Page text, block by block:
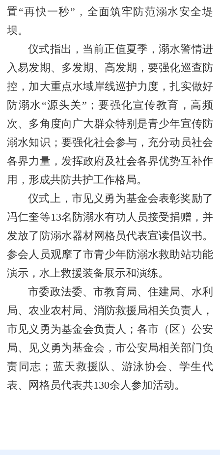
置“再快一秒”，全面筑牢防范溺水安全堤
坝。
仪式指出，当前正值夏季，溺水警情进
入易发期、多发期、高发期，要强化巡查防
控，加大重点水域岸线巡护力度，扎实做好
防溺水“源头关”；要强化宣传教育，高频
次、多角度向广大群众特别是青少年宣传防
溺水知识；要强化社会参与，充分动员社会
各界力量，发挥政府及社会各界优势互补作
用，形成共防共护工作格局。
仪式上，市见义勇为基金会表彰奖励了
冯仁奎等13名防溺水有功人员接受捐赠，并
发放了防溺水器材网格员代表宣读倡议书。
参会人员观摩了市青少年防溺水救助站功能
演示，水上救援装备展示和演练。
市委政法委、市教育局、住建局、水利
局、农业农村局、消防救援局相关负责人，
市见义勇为基金会负责人；各市（区）公安
局、见义勇为基金会，市公安局相关部门负
责同志；蓝天救援队、游泳协会、学生代
表、网格员代表共130余人参加活动。